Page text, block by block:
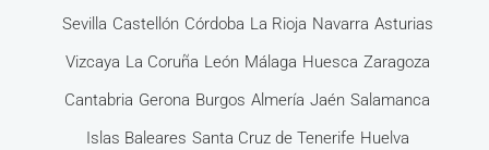
Sevilla Castellón Córdoba La Rioja Navarra Asturias
Vizcaya La Coruña León Málaga Huesca Zaragoza
Cantabria Gerona Burgos Almería Jaén Salamanca
Islas Baleares Santa Cruz de Tenerife Huelva